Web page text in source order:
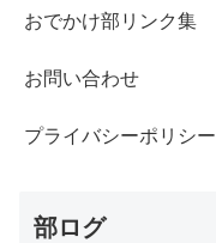
おでかけ部リンク集
お問い合わせ
プライバシーポリシー
部ログ